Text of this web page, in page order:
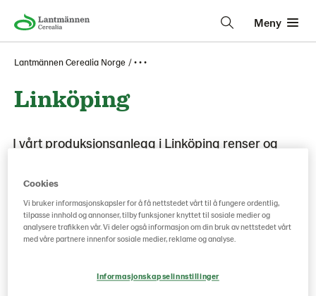
Meny
Lantmännen Cerealia Norge • • •
Linköping
I vårt produksjonsanlegg i Linköping renser og
nærheten. Vi pakker også forskjellig typer bønner,
linser og frø for GoGreen-merket. Bønnene som
brukes i Kungsörnen’s bønnepasta males her.
Sertifikater
Cookies
Vi bruker informasjonskapsler for å få nettstedet vårt til å fungere ordentlig,
tilpasse innhold og annonser, tilby funksjoner knyttet til sosiale medier og
analysere trafikken vår. Vi deler også informasjon om din bruk av nettstedet vårt
med våre partnere innenfor sosiale medier, reklame og analyse.
Informasjonskapselinnstillinger